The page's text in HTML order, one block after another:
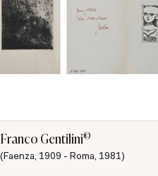
Franco Gentilini©
(Faenza, 1909 - Roma, 1981)